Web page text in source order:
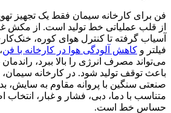
فن برای کارخانه سیمان فقط یک تجهیز
از قلب عملیاتی خط تولید است. از مکش
آسیاب گرفته تا کنترل هوای کوره،
فیلتر و کاهش آلودگی هوا در کارخانه با فن
می‌تواند مصرف انرژی را بالا ببرد،
باعث توقف تولید شود. در کارخانه سیمان،
صنعتی سنگین با پروانه مقاوم به سایش،
متناسب با دما، دبی، فشار و غبار، انتخاب
حساس خط است.